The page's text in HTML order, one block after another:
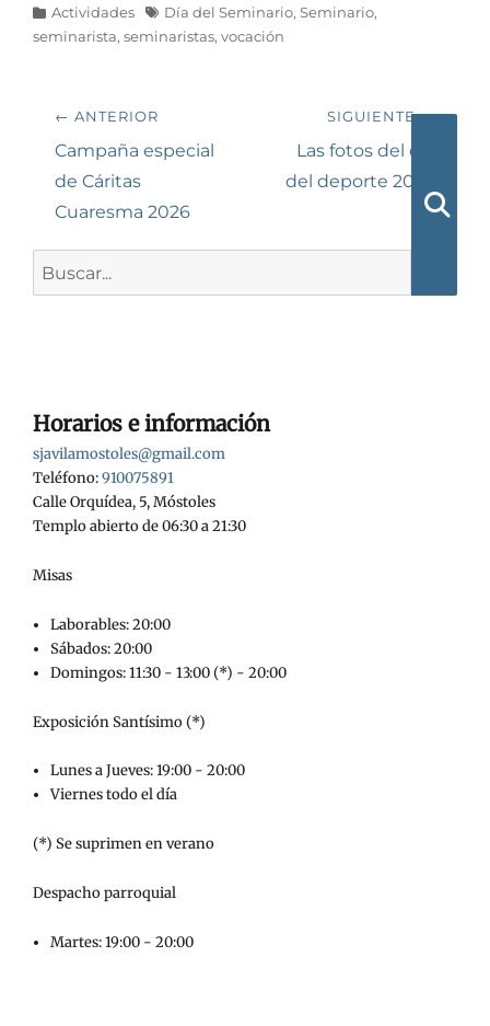
Categorías
Actividades Etiquetas
Día del Seminario, Seminario,
seminarista, seminaristas, vocación
Navegación
de
entradas
← ANTERIOR
Entrada
anterior:
Campaña especial
de Cáritas
Cuaresma 2026
SIGUIENTE →
Siguiente
entrada:
Las fotos del día
del deporte 2026
Horarios e información
sjavilamostoles@gmail.com
Teléfono:910075891
Calle Orquídea, 5, Móstoles
Templo abierto de 06:30 a 21:30
Misas
Laborables: 20:00
Sábados: 20:00
Domingos: 11:30 - 13:00 (*) - 20:00
Exposición Santísimo (*)
Lunes a Jueves: 19:00 - 20:00
Viernes todo el día
(*) Se suprimen en verano
Despacho parroquial
Martes: 19:00 - 20:00